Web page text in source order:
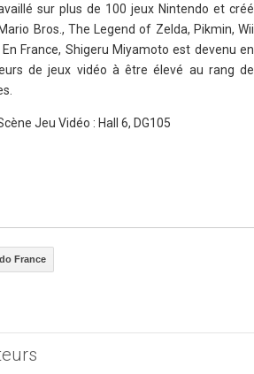
sur plus de 100 jeux Nintendo et créé
Bros., The Legend of Zelda, Pikmin, Wii
France, Shigeru Miyamoto est devenu en
de jeux vidéo à être élevé au rang de
Jeu Vidéo : Hall 6, DG105
France